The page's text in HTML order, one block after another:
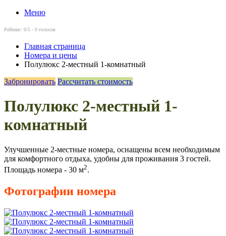
Меню
Рейтинг: 0/5 - 0 голосов
Главная страница
Номера и цены
Полулюкс 2-местный 1-комнатный
Забронировать Рассчитать стоимость
Полулюкс 2-местный 1-
комнатный
Улучшенные 2-местные номера, оснащены всем необходимым
для комфортного отдыха, удобны для проживания 3 гостей.
Площадь номера - 30 м2.
Фотографии номера